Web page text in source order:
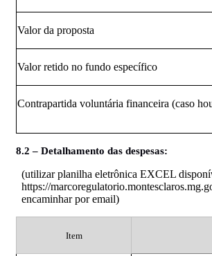
Valor da proposta
Valor retido no fundo específico
Contrapartida voluntária financeira (caso
8.2 – Detalhamento das despesas:
(utilizar planilha eletrônica EXCEL
https://
encaminhar por email)
Item